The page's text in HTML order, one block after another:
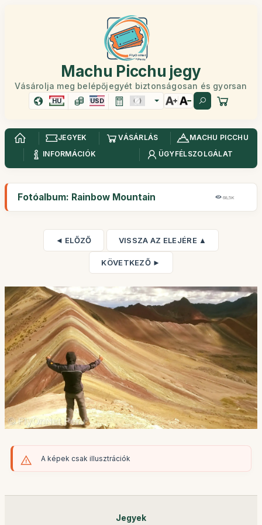
Machu Picchu jegy
Vásárolja meg belépőjegyét biztonságosan és gyorsan
HU USD
JEGYEK VÁSÁRLÁS
MACHU PICCHU
INFORMÁCIÓK
ÜGYFÉLSZOLGÁLAT
Fotóalbum: Rainbow Mountain 68,5K
◄ ELŐZŐ VISSZA AZ ELEJÉRE ▲
KÖVETKEZŐ ►
A képek csak illusztrációk
Jegyek